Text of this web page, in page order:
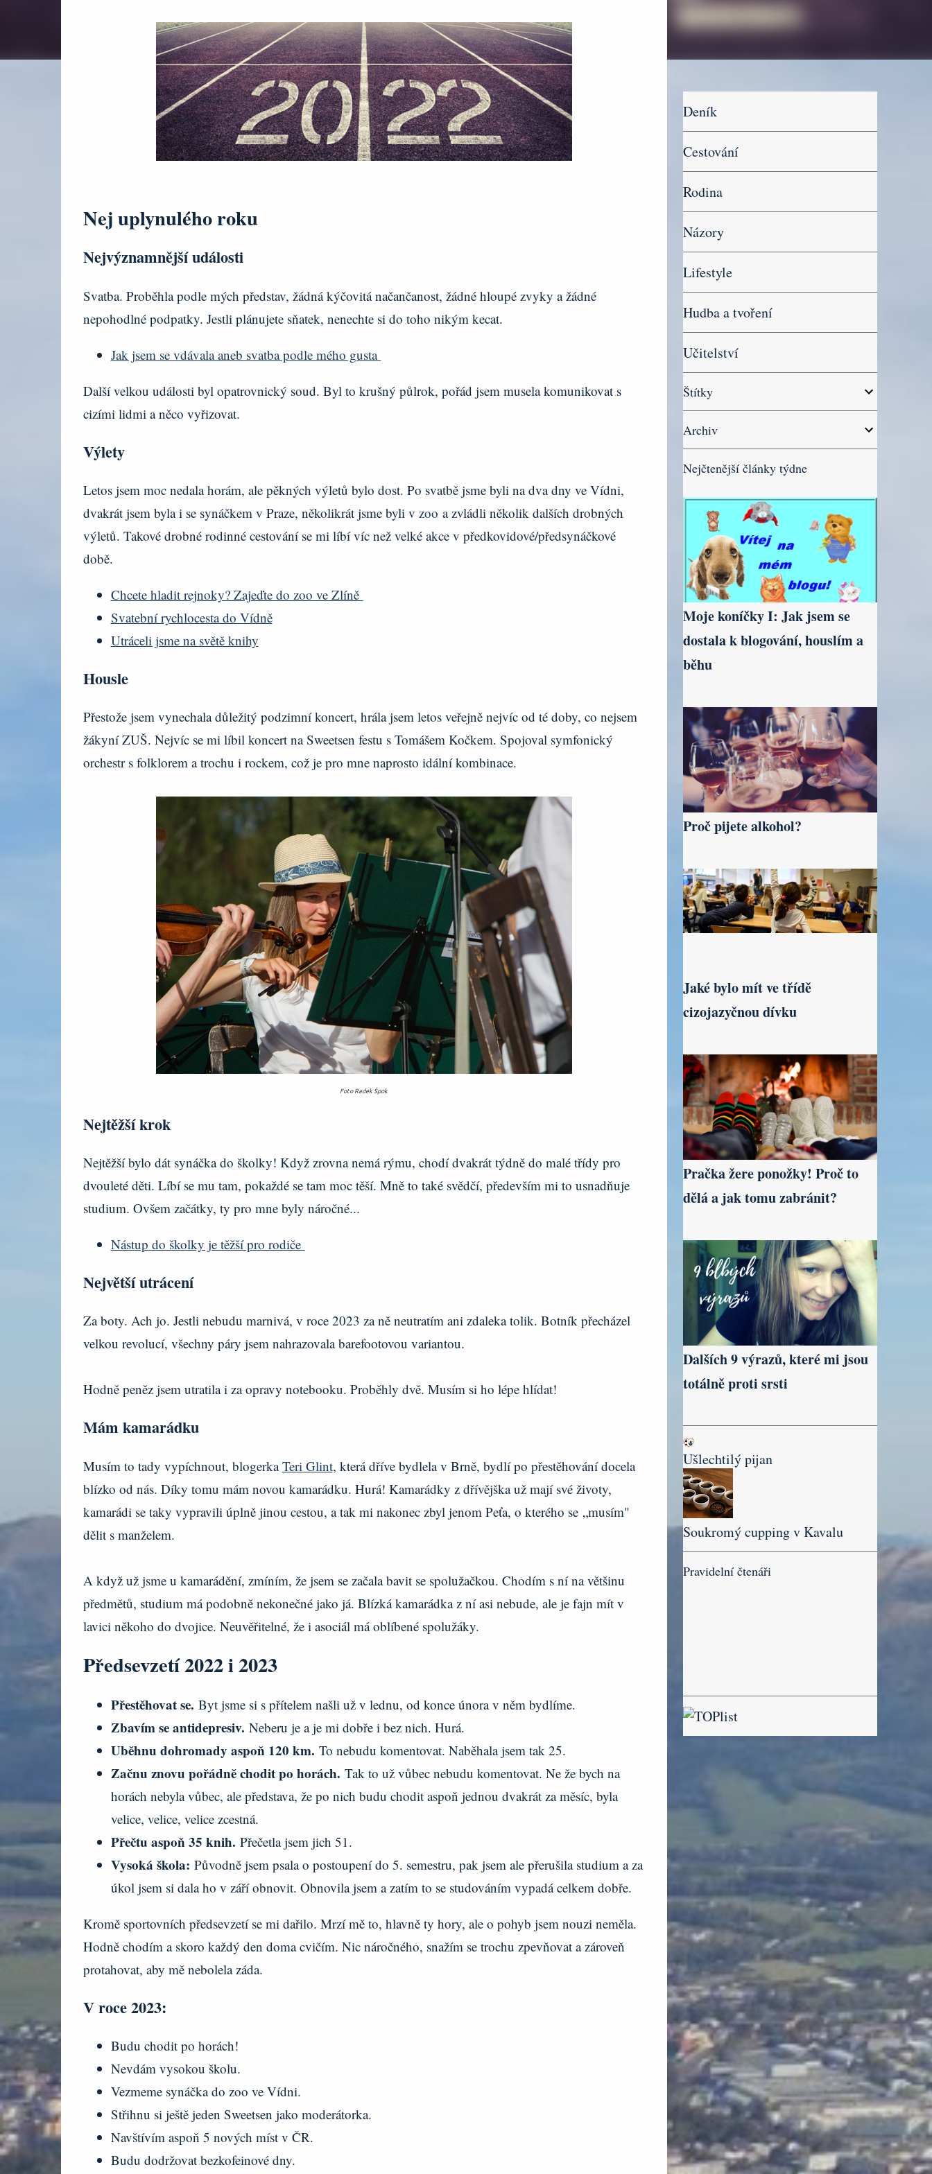
Nej uplynulého roku
Nejvýznamnější události
Svatba. Proběhla podle mých představ, žádná kýčovitá načančanost, žádné hloupé zvyky a žádné
nepohodlné podpatky. Jestli plánujete sňatek, nenechte si do toho nikým kecat.
Jak jsem se vdávala aneb svatba podle mého gusta
Další velkou události byl opatrovnický soud. Byl to krušný půlrok, pořád jsem musela komunikovat s
cizími lidmi a něco vyřizovat.
Výlety
Letos jsem moc nedala horám, ale pěkných výletů bylo dost. Po svatbě jsme byli na dva dny ve Vídni,
dvakrát jsem byla i se synáčkem v Praze, několikrát jsme byli v zoo a zvládli několik dalších drobných
výletů. Takové drobné rodinné cestování se mi líbí víc než velké akce v předkovidové/předsynáčkové
době.
Chcete hladit rejnoky? Zajeďte do zoo ve Zlíně
Svatební rychlocesta do Vídně
Utráceli jsme na světě knihy
Housle
Přestože jsem vynechala důležitý podzimní koncert, hrála jsem letos veřejně nejvíc od té doby, co nejsem
žákyní ZUŠ. Nejvíc se mi líbil koncert na Sweetsen festu s Tomášem Kočkem. Spojoval symfonický
orchestr s folklorem a trochu i rockem, což je pro mne naprosto idální kombinace.
Foto Radek Špok
Nejtěžší krok
Nejtěžší bylo dát synáčka do školky! Když zrovna nemá rýmu, chodí dvakrát týdně do malé třídy pro
dvouleté děti. Líbí se mu tam, pokaždé se tam moc těší. Mně to také svědčí, především mi to usnadňuje
studium. Ovšem začátky, ty pro mne byly náročné...
Nástup do školky je těžší pro rodiče
Největší utrácení
Za boty. Ach jo. Jestli nebudu marnivá, v roce 2023 za ně neutratím ani zdaleka tolik. Botník přecházel
velkou revolucí, všechny páry jsem nahrazovala barefootovou variantou.
Hodně peněz jsem utratila i za opravy notebooku. Proběhly dvě. Musím si ho lépe hlídat!
Mám kamarádku
Musím to tady vypíchnout, blogerkaTeri Glint, která dříve bydlela v Brně, bydlí po přestěhování docela
blízko od nás. Díky tomu mám novou kamarádku. Hurá! Kamarádky z dřívějška už mají své životy,
kamarádi se taky vypravili úplně jinou cestou, a tak mi nakonec zbyl jenom Peťa, o kterého se „musím"
dělit s manželem.
A když už jsme u kamarádění, zmíním, že jsem se začala bavit se spolužačkou. Chodím s ní na většinu
předmětů, studium má podobně nekonečné jako já. Blízká kamarádka z ní asi nebude, ale je fajn mít v
lavici někoho do dvojice. Neuvěřitelné, že i asociál má oblíbené spolužáky.
Předsevzetí 2022 i 2023
Přestěhovat se. Byt jsme si s přítelem našli už v lednu, od konce února v něm bydlíme.
Zbavím se antidepresiv. Neberu je a je mi dobře i bez nich. Hurá.
Uběhnu dohromady aspoň 120 km. To nebudu komentovat. Naběhala jsem tak 25.
Začnu znovu pořádně chodit po horách. Tak to už vůbec nebudu komentovat. Ne že bych na
horách nebyla vůbec, ale představa, že po nich budu chodit aspoň jednou dvakrát za měsíc, byla
velice, velice, velice zcestná.
Přečtu aspoň 35 knih. Přečetla jsem jich 51.
Vysoká škola: Původně jsem psala o postoupení do 5. semestru, pak jsem ale přerušila studium a za
úkol jsem si dala ho v září obnovit. Obnovila jsem a zatím to se studováním vypadá celkem dobře.
Kromě sportovních předsevzetí se mi dařilo. Mrzí mě to, hlavně ty hory, ale o pohyb jsem nouzi neměla.
Hodně chodím a skoro každý den doma cvičím. Nic náročného, snažím se trochu zpevňovat a zároveň
protahovat, aby mě nebolela záda.
V roce 2023:
Budu chodit po horách!
Nevdám vysokou školu.
Vezmeme synáčka do zoo ve Vídni.
Střihnu si ještě jeden Sweetsen jako moderátorka.
Navštívím aspoň 5 nových míst v ČR.
Budu dodržovat bezkofeinové dny.
Deník
Cestování
Rodina
Názory
Lifestyle
Hudba a tvoření
Učitelství
Štítky
Archiv
Nejčtenější články týdne
Moje koníčky I: Jak jsem se
dostala k blogování, houslím a
běhu
Proč pijete alkohol?
Jaké bylo mít ve třídě
cizojazyčnou dívku
Pračka žere ponožky! Proč to
dělá a jak tomu zabránit?
Dalších 9 výrazů, které mi jsou
totálně proti srsti
Ušlechtilý pijan
Soukromý cupping v Kavalu
Pravidelní čtenáři